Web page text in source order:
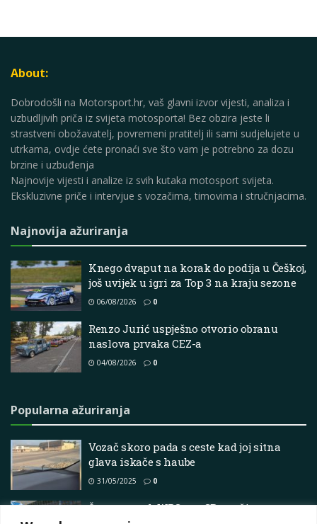
About:
Dobrodošli na Motorsport.hr, vaš glavni izvor vijesti, analiza i
uzbudljivih priča iz svijeta motosporta! Bez obzira jeste li
strastveni obožavatelj, povremeni pratitelj ili sami sudjelujete u
utrkama, ovdje ćete pronaći sve što vam je potrebno za dozu
brzine i uzbuđenja
Najnovije vijesti i analize iz svih kutaka motosport svijeta.
Ekskluzivne priče i intervjue s vozačima, timovima i stručnjacima.
Najnovija ažuriranja
Knego dvaput na korak do podija u Češkoj,
još uvijek u igri za Top 3 na kraju sezone
06/08/2026 0
Renzo Jurić uspješno otvorio obranu
naslova prvaka CEZ-a
04/08/2026 0
Popularna ažuriranja
Vozač skoro pada s ceste kad joj sitna
glava iskače s haube
31/05/2025 0
Što povratak WRC-a u GB znači za